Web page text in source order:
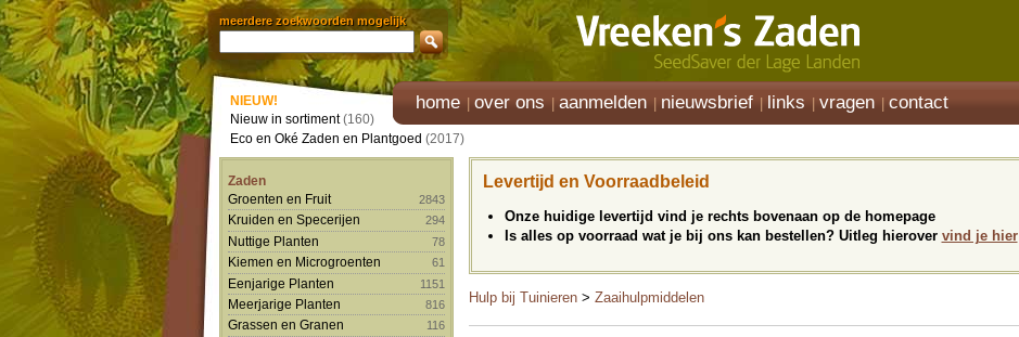
meerdere zoekwoorden mogelijk
home over ons aanmelden nieuwsbrief links vragen contact
NIEUW!
Nieuw in sortiment(160)
Eco en Oké Zaden en Plantgoed (2017)
Zaden
Groenten en Fruit
2843
Kruiden en Specerijen 294
Nuttige Planten 78
Kiemen en Microgroenten 61
Eenjarige Planten 1151
Meerjarige Planten 816
Grassen en Granen 116
Levertijd en Voorraadbeleid
Onze huidige levertijd vind je rechts bovenaan op de homepage
Is alles op voorraad wat je bij ons kan bestellen? Uitleg hierover vind je hier
Hulp bij Tuinieren > Zaaihulpmiddelen